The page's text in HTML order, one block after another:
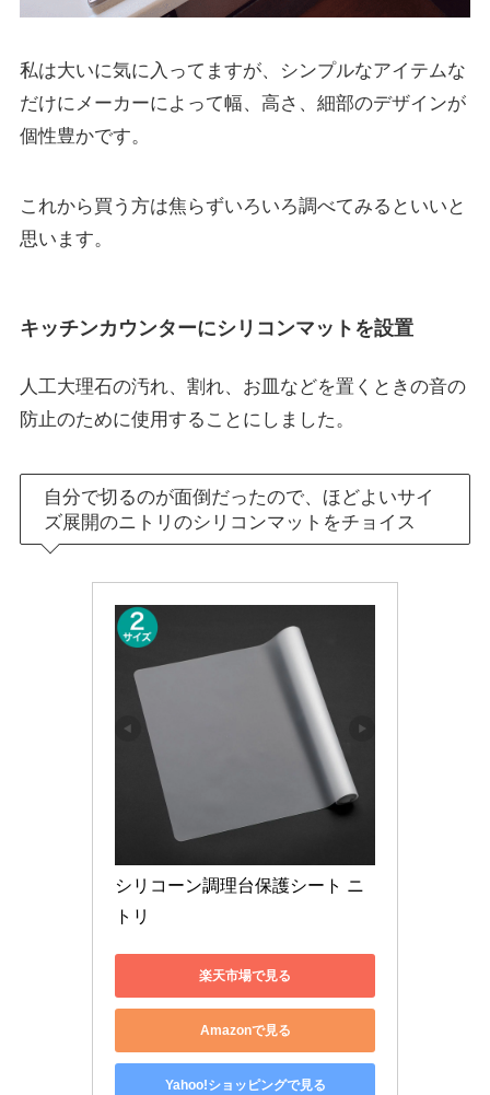
私は大いに気に入ってますが、シンプルなアイテムな
だけにメーカーによって幅、高さ、細部のデザインが
個性豊かです。
これから買う方は焦らずいろいろ調べてみるといいと
思います。
キッチンカウンターにシリコンマットを設置
人工大理石の汚れ、割れ、お皿などを置くときの音の
防止のために使用することにしました。
自分で切るのが面倒だったので、ほどよいサイ
ズ展開のニトリのシリコンマットをチョイス
シリコーン調理台保護シート ニ
トリ
楽天市場で見る
Amazonで見る
Yahoo!ショッピングで見る